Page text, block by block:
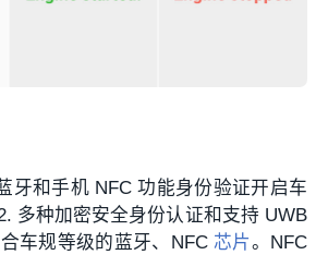
牙和手机 NFC 功能身份验证开启车
多种加密安全身份认证和支持 UWB
车规等级的蓝牙、NFC 芯片。NFC